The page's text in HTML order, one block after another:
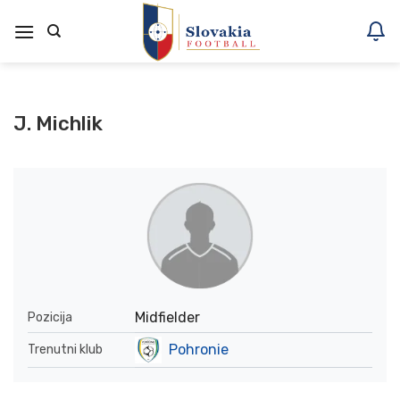
na
J. Michlik
Pozicija Midfielder
Trenutni klub Pohronie